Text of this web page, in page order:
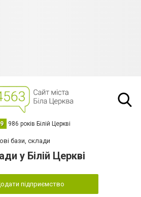
9 986 років Білій Церкві
бази, склади
у Білій Церкві
підприємство